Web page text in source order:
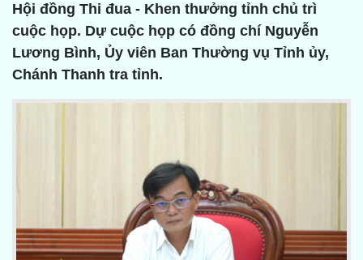
Hội đồng Thi đua - Khen thưởng tỉnh chủ trì
cuộc họp. Dự cuộc họp có đồng chí Nguyễn
Lương Bình, Ủy viên Ban Thường vụ Tỉnh ủy,
Chánh Thanh tra tỉnh.